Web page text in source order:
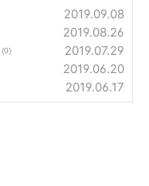
2019.09.08
2019.08.26
(0) 2019.07.29
2019.06.20
2019.06.17